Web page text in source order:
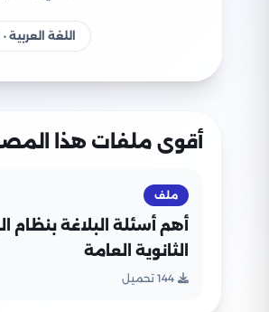
اللغة العربية · 1
أقوى ملفات هذا
ملف
أهم أسئلة البلاغة بنظام
الثانوية العامة
144 تحميل